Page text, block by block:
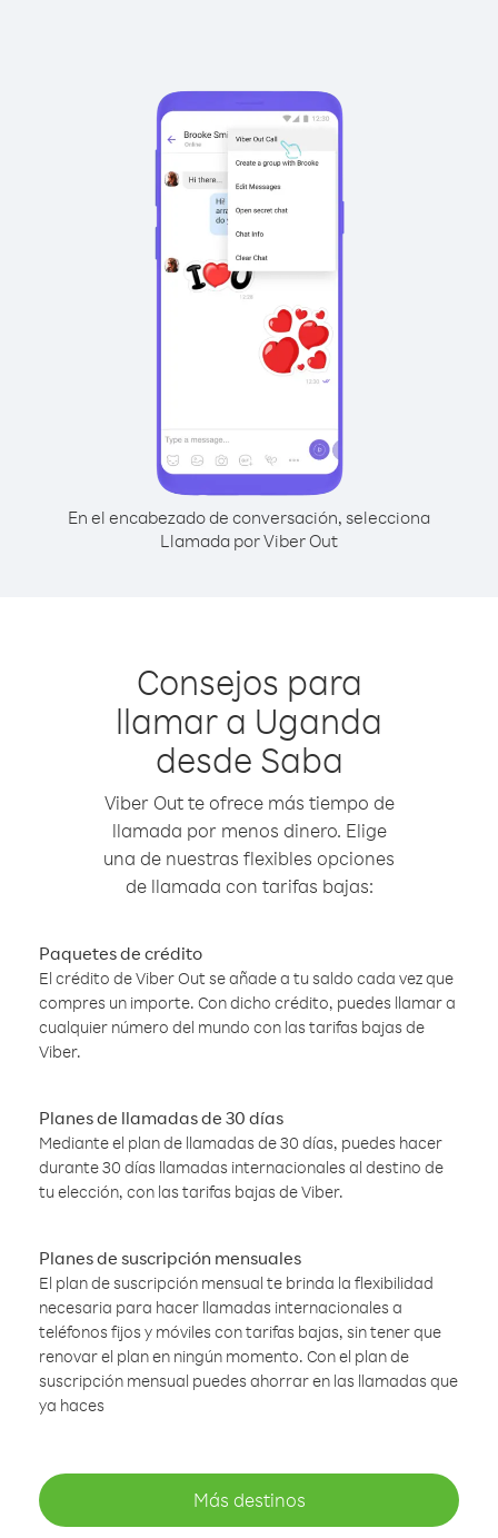
En el encabezado de conversación, selecciona
Llamada por Viber Out
Consejos para
llamar a Uganda
desde Saba
Viber Out te ofrece más tiempo de
llamada por menos dinero. Elige
una de nuestras flexibles opciones
de llamada con tarifas bajas:
Paquetes de crédito
El crédito de Viber Out se añade a tu saldo cada vez que
compres un importe. Con dicho crédito, puedes llamar a
cualquier número del mundo con las tarifas bajas de
Viber.
Planes de llamadas de 30 días
Mediante el plan de llamadas de 30 días, puedes hacer
durante 30 días llamadas internacionales al destino de
tu elección, con las tarifas bajas de Viber.
Planes de suscripción mensuales
El plan de suscripción mensual te brinda la flexibilidad
necesaria para hacer llamadas internacionales a
teléfonos fijos y móviles con tarifas bajas, sin tener que
renovar el plan en ningún momento. Con el plan de
suscripción mensual puedes ahorrar en las llamadas que
ya haces
Más destinos